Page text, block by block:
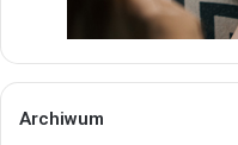
Archiwum